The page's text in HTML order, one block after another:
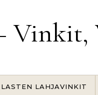
LAHJAVINKIT